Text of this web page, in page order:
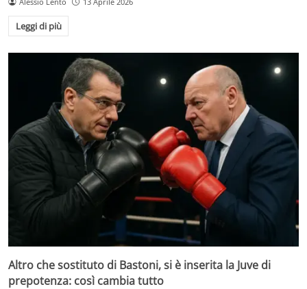
Leggi di più
Altro che sostituto di Bastoni, si è inserita la Juve di
prepotenza: così cambia tutto